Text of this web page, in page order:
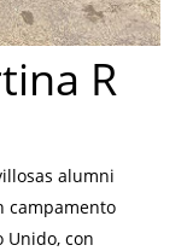
R
alumni
campamento
Unido, con